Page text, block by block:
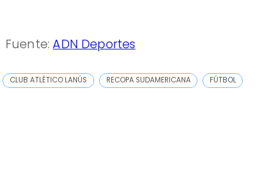
Fuente:ADN Deportes
CLUB ATLÉTICO LANÚS RECOPA SUDAMERICANA FÚTBOL